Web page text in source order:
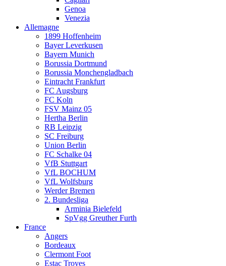
Genoa
Venezia
Allemagne
1899 Hoffenheim
Bayer Leverkusen
Bayern Munich
Borussia Dortmund
Borussia Monchengladbach
Eintracht Frankfurt
FC Augsburg
FC Koln
FSV Mainz 05
Hertha Berlin
RB Leipzig
SC Freiburg
Union Berlin
FC Schalke 04
VfB Stuttgart
VfL BOCHUM
VfL Wolfsburg
Werder Bremen
2. Bundesliga
Arminia Bielefeld
SpVgg Greuther Furth
France
Angers
Bordeaux
Clermont Foot
Estac Troyes